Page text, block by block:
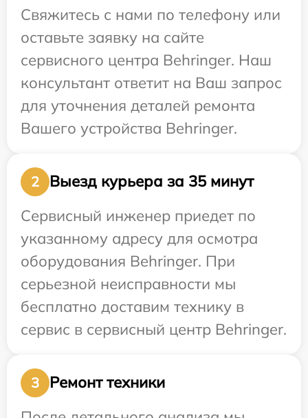
Свяжитесь с нами по телефону или
оставьте заявку на сайте
сервисного центра Behringer. Наш
консультант ответит на Ваш запрос
для уточнения деталей ремонта
Вашего устройства Behringer.
2
Выезд курьера за 35 минут
Сервисный инженер приедет по
указанному адресу для осмотра
оборудования Behringer. При
серьезной неисправности мы
бесплатно доставим технику в
сервис в сервисный центр Behringer.
3
Ремонт техники